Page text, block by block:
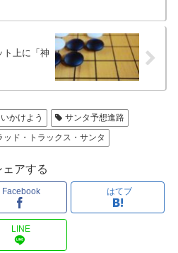
ト上に「神
かけよう
サンタ予想進路
ッド・トラックス・サンタ
ェアする
Facebook はてブ
LINE